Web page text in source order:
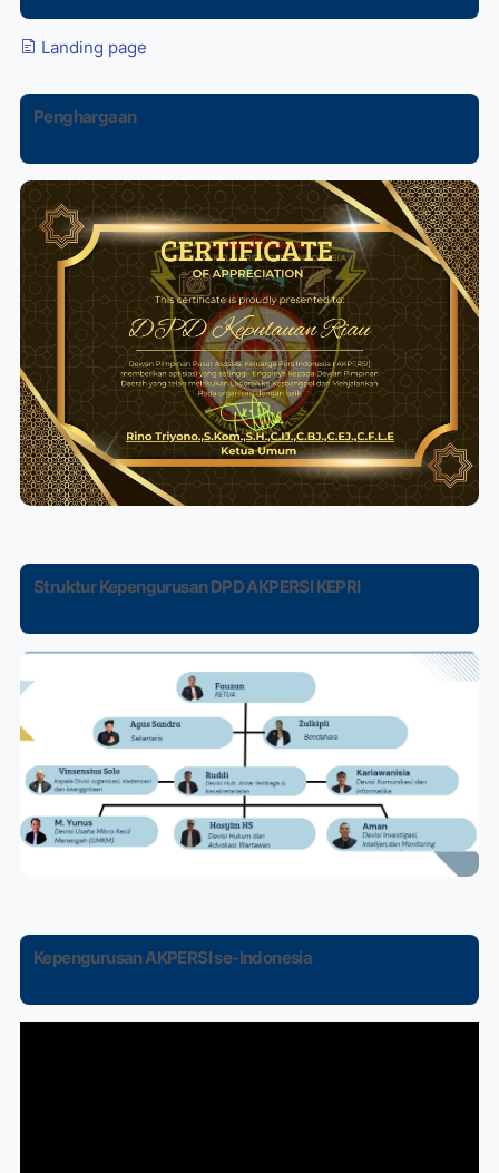
Landing page
Penghargaan
Struktur Kepengurusan DPD AKPERSI KEPRI
Kepengurusan AKPERSI se-Indonesia